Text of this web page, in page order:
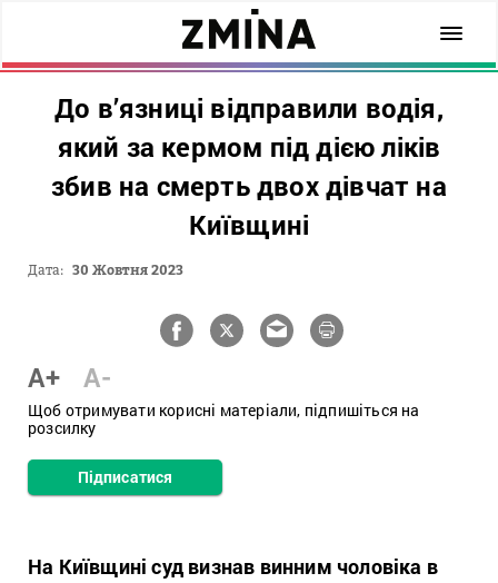
До в’язниці відправили водія,
який за кермом під дією ліків
збив на смерть двох дівчат на
Київщині
Дата: 30 Жовтня 2023
A+ A-
Щоб отримувати корисні матеріали, підпишіться на
розсилку
Підписатися
На Київщині суд визнав винним чоловіка в